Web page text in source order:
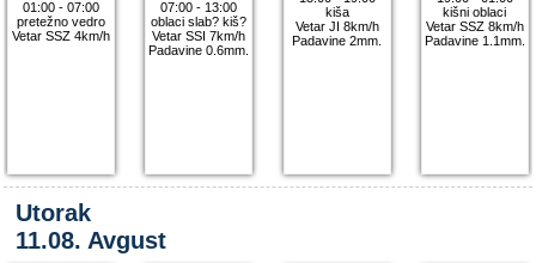
01:00 - 07:00
pretežno vedro
Vetar SSZ 4km/h
07:00 - 13:00
oblaci slab? kiš?
Vetar SSI 7km/h
Padavine 0.6mm.
kiša
Vetar JI 8km/h
Padavine 2mm.
kišni oblaci
Vetar SSZ 8km/h
Padavine 1.1mm.
Utorak
11.08. Avgust